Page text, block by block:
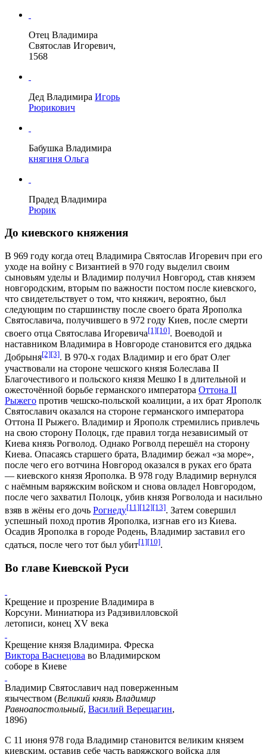
Отец Владимира
Святослав Игоревич,
1568
Дед Владимира Игорь
Рюрикович
Бабушка Владимира
княгиня Ольга
Прадед Владимира
Рюрик
До киевского княжения
В 969 году когда отец Владимира Святослав Игоревич при его
уходе на войну с Византией в 970 году выделил своим
сыновьям уделы и Владимир получил Новгород, став князем
новгородским, вторым по важности постом после киевского,
что свидетельствует о том, что княжич, вероятно, был
следующим по старшинству после своего брата Ярополка
Святославича, получившего в 972 году Киев, после смерти
своего отца Святослава Игоревича[1][10]. Воеводой и
наставником Владимира в Новгороде становится его дядька
Добрыня[2][3]. В 970-х годах Владимир и его брат Олег
участвовали на стороне чешского князя Болеслава II
Благочестивого и польского князя Мешко I в длительной и
ожесточённой борьбе германского императора Оттона II
Рыжего против чешско-польской коалиции, а их брат Ярополк
Святославич оказался на стороне германского императора
Оттона II Рыжего. Владимир и Ярополк стремились привлечь
на свою сторону Полоцк, где правил тогда независимый от
Киева князь Рогволод. Однако Рогволд перешёл на сторону
Киева. Опасаясь старшего брата, Владимир бежал «за море»,
после чего его вотчина Новгород оказался в руках его брата
— киевского князя Ярополка. В 978 году Владимир вернулся
с наёмным варяжским войском и снова овладел Новгородом,
после чего захватил Полоцк, убив князя Рогволода и насильно
взяв в жёны его дочь Рогнеду[11][12][13]. Затем совершил
успешный поход против Ярополка, изгнав его из Киева.
Осадив Ярополка в городе Родень, Владимир заставил его
сдаться, после чего тот был убит[1][10].
Во главе Киевской Руси
Крещение и прозрение Владимира в
Корсуни. Миниатюра из Радзивилловской
летописи, конец XV века
Крещение князя Владимира. Фреска
Виктора Васнецова во Владимирском
соборе в Киеве
Владимир Святославич над поверженным
язычеством (Великий князь Владимир
Равноапостольный, Василий Верещагин,
1896)
С 11 июня 978 года Владимир становится великим князем
киевским, оставив себе часть варяжского войска для